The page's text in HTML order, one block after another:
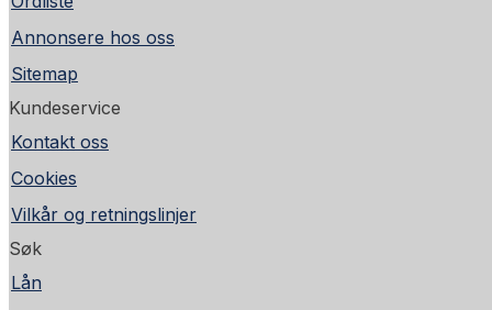
Annonsere hos oss
Sitemap
Kundeservice
Kontakt oss
Cookies
Vilkår og retningslinjer
Søk
Lån